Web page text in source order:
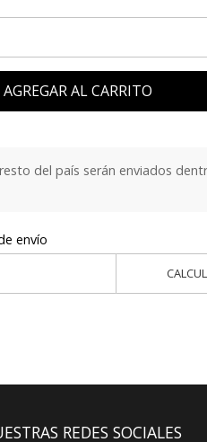
AGREGAR AL CARRITO
del país serán enviados
envío
REDES SOCIALES